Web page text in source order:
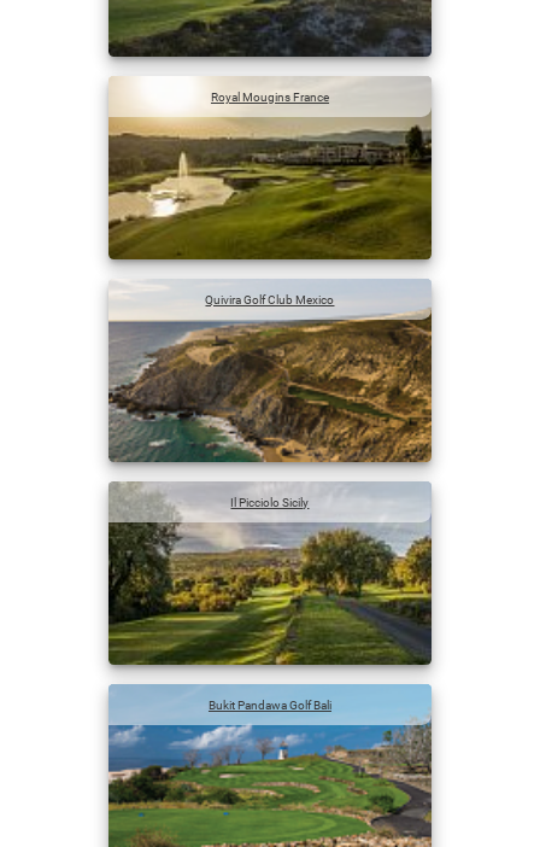
Royal Mougins France
Quivira Golf Club Mexico
Il Picciolo Sicily
Bukit Pandawa Golf Bali